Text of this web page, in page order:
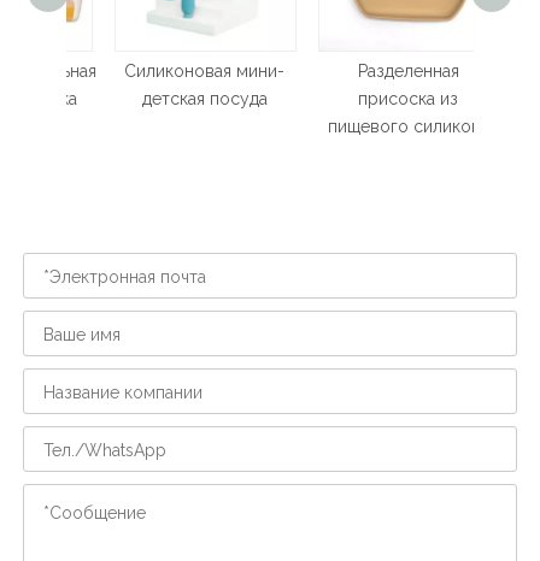
Силиконовая мини-
детская посуда
Разделенная
присоска из
пищевого силикона